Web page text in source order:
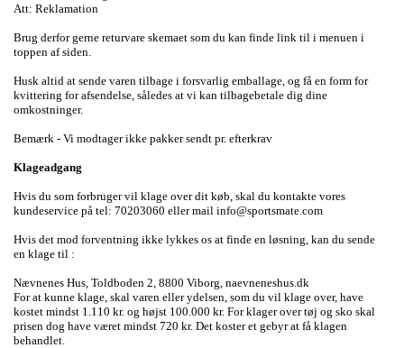
Att: Reklamation
Brug derfor gerne returvare skemaet som du kan finde link til i menuen i
toppen af siden.
Husk altid at sende varen tilbage i forsvarlig emballage, og få en form for
kvittering for afsendelse, således at vi kan tilbagebetale dig dine
omkostninger.
Bemærk - Vi modtager ikke pakker sendt pr. efterkrav
Klageadgang
Hvis du som forbruger vil klage over dit køb, skal du kontakte vores
kundeservice på tel: 70203060 eller mail info@sportsmate.com
Hvis det mod forventning ikke lykkes os at finde en løsning, kan du sende
en klage til :
Nævnenes Hus, Toldboden 2, 8800 Viborg, naevneneshus.dk
For at kunne klage, skal varen eller ydelsen, som du vil klage over, have
kostet mindst 1.110 kr. og højst 100.000 kr. For klager over tøj og sko skal
prisen dog have været mindst 720 kr. Det koster et gebyr at få klagen
behandlet.